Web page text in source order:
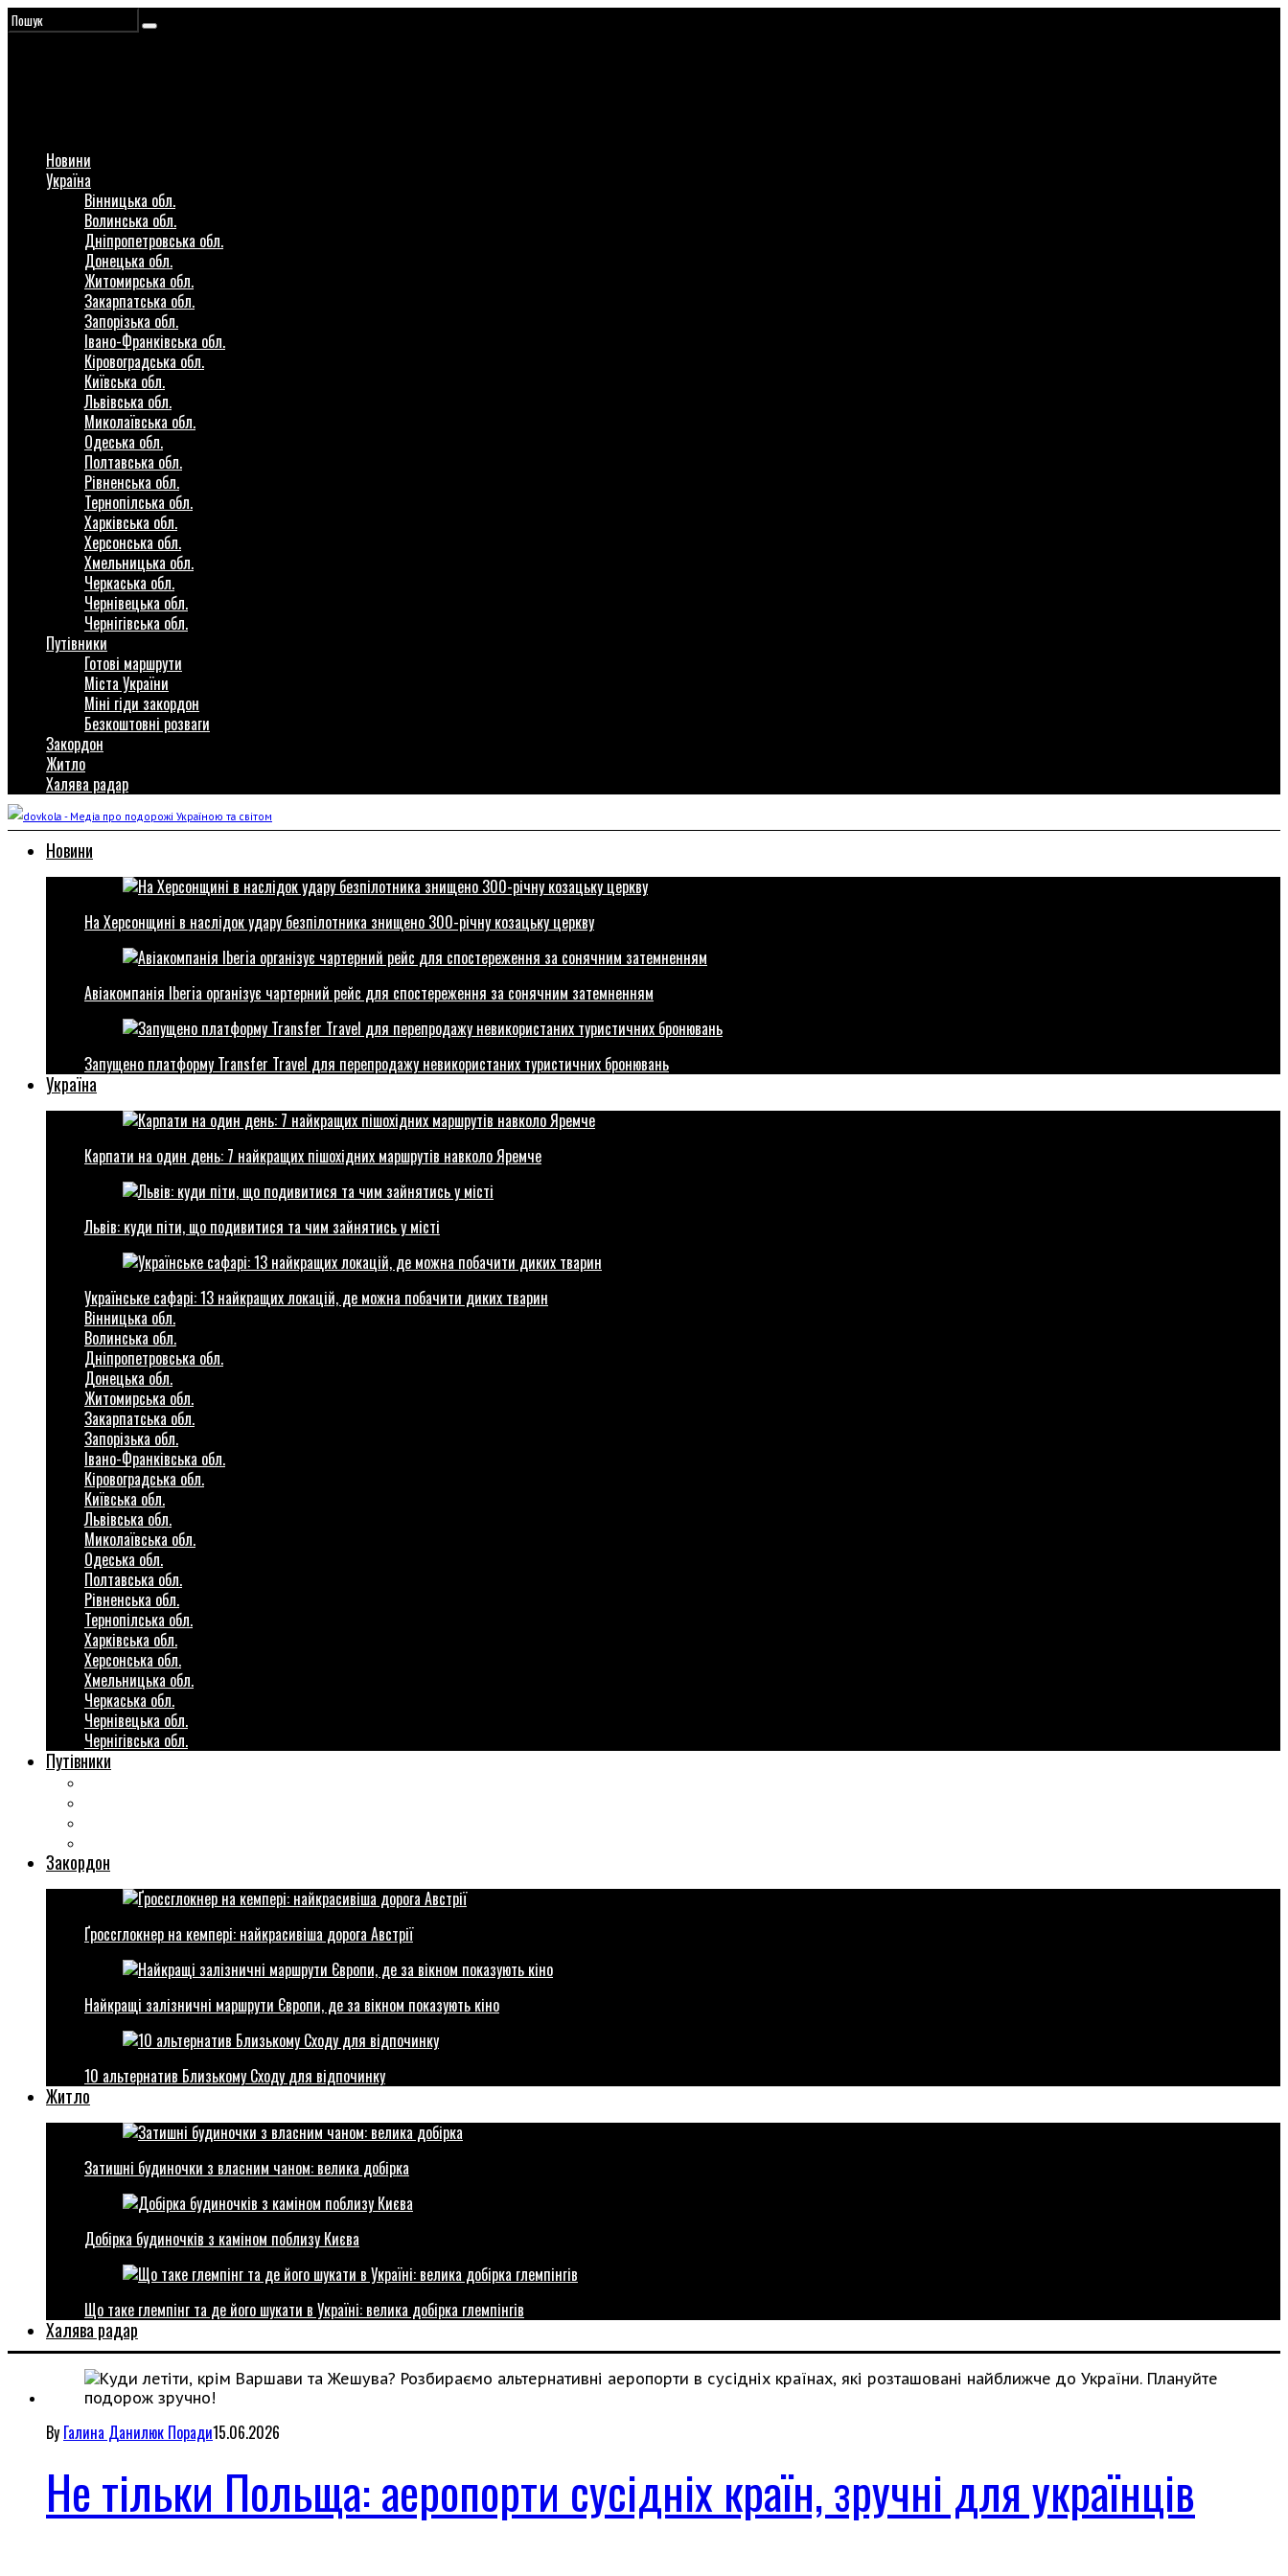
Новини
Україна
Вінницька обл.
Волинська обл.
Дніпропетровська обл.
Донецька обл.
Житомирська обл.
Закарпатська обл.
Запорізька обл.
Івано-Франківська обл.
Кіровоградська обл.
Київська обл.
Львівська обл.
Миколаївська обл.
Одеська обл.
Полтавська обл.
Рівненська обл.
Тернопілська обл.
Харківська обл.
Херсонська обл.
Хмельницька обл.
Черкаська обл.
Чернівецька обл.
Чернігівська обл.
Путівники
Готові маршрути
Міста України
Міні гіди закордон
Безкоштовні розваги
Закордон
Житло
Халява радар
Новини
На Херсонщині в наслідок удару безпілотника знищено 300-річну козацьку церкву
Авіакомпанія Iberia організує чартерний рейс для спостереження за сонячним затемненням
Запущено платформу Transfer Travel для перепродажу невикористаних туристичних бронювань
Україна
Карпати на один день: 7 найкращих пішохідних маршрутів навколо Яремче
Львів: куди піти, що подивитися та чим зайнятись у місті
Українське сафарі: 13 найкращих локацій, де можна побачити диких тварин
Вінницька обл.
Волинська обл.
Дніпропетровська обл.
Донецька обл.
Житомирська обл.
Закарпатська обл.
Запорізька обл.
Івано-Франківська обл.
Кіровоградська обл.
Київська обл.
Львівська обл.
Миколаївська обл.
Одеська обл.
Полтавська обл.
Рівненська обл.
Тернопілська обл.
Харківська обл.
Херсонська обл.
Хмельницька обл.
Черкаська обл.
Чернівецька обл.
Чернігівська обл.
Путівники
Закордон
Ґроссглокнер на кемпері: найкрасивіша дорога Австрії
Найкращі залізничні маршрути Європи, де за вікном показують кіно
10 альтернатив Близькому Сходу для відпочинку
Житло
Затишні будиночки з власним чаном: велика добірка
Добірка будиночків з каміном поблизу Києва
Що таке глемпінг та де його шукати в Україні: велика добірка глемпінгів
Халява радар
By Галина Данилюк Поради15.06.2026
Не тільки Польща: аеропорти сусідніх країн, зручні для українців